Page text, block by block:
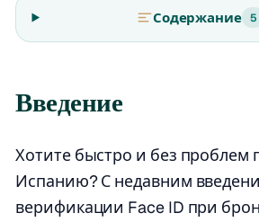
Содержание 5
Введение
Хотите быстро и без проблем
Испанию? С недавним
верификации Face ID при